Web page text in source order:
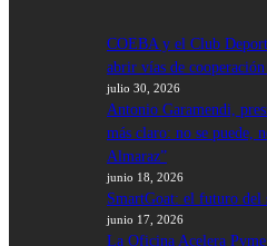
COEBA y el Club
abrir vías de
julio 30, 2026
Antonio Garamendi,
más claro: no se puede,
Almaraz”
junio 18, 2026
SmartGoat: el futuro del
junio 17, 2026
La Oficina Acelera